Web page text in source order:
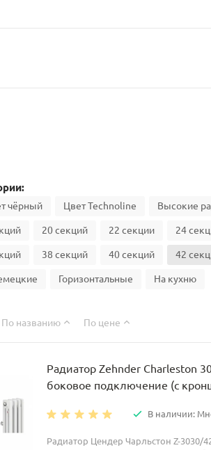
чёрный Цвет Technoline Высокие
20 секций 22 секции 24
38 секций 40 секций 42
Горизонтальные На кухню
По названию По цене
Радиатор Zehnder Charleston
боковое подключение (с
В наличии:
Радиатор Цендер Чарльстон Z-3030/